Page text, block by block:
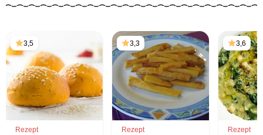
3,5
Rezept
3,3
Rezept
3,6
Rezept